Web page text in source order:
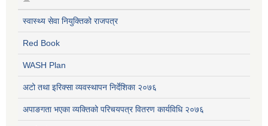
स्वास्थ्य सेवा नियुक्तिको राजपत्र
Red Book
WASH Plan
अटो तथा इरिक्सा व्यवस्थापन निर्देशिका २०७६
अपाङगता भएका व्यक्तिको परिचयपत्र वितरण कार्यविधि २०७६